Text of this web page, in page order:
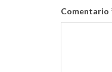
Comentario